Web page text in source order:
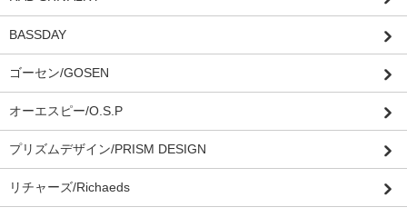
BASSDAY
ゴーセン/GOSEN
オーエスピー/O.S.P
プリズムデザイン/PRISM DESIGN
リチャーズ/Richaeds